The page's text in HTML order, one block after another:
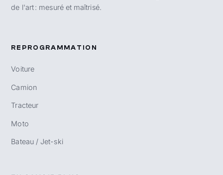
de l'art : mesuré et maîtrisé.
REPROGRAMMATION
Voiture
Camion
Tracteur
Moto
Bateau / Jet-ski